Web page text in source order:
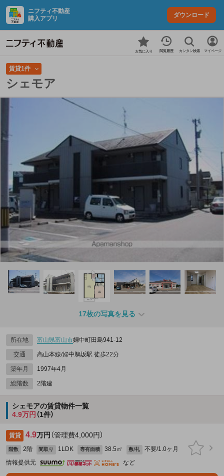
ニフティ不動産
購入アプリ
ダウンロード
お気に入り 閲覧履歴 カンタン検索 マイページ
賃貸1件
シェモア
17枚の写真を見る
所在地 富山県富山市婦中町田島941‐12
交通 高山本線/婦中鵜坂駅 徒歩22分
築年月 1997年4月
総階数 2階建
シェモアの賃貸物件一覧
4.9万円 （1件）
賃貸 4.9万円 （管理費4,000円）
階数 2階 間取り 1LDK 専有面積 38.5㎡ 敷/礼
不要/1.0ヶ月
情報提供元
など